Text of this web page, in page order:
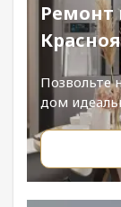
Ремонт
Позвольте
дом